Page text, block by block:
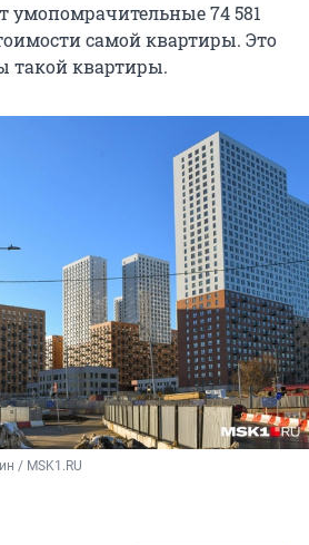
умопомрачительные 74 581
самой квартиры. Это
такой квартиры.
/ MSK1.RU